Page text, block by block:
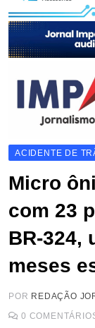
ACIDENTE DE
Micro
com 23
BR-324,
meses
POR REDAÇÃO
0